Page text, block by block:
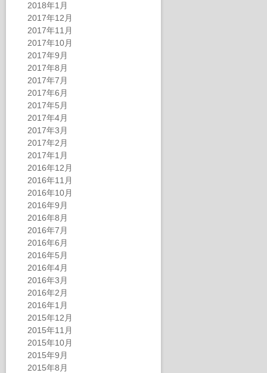
2018年1月
2017年12月
2017年11月
2017年10月
2017年9月
2017年8月
2017年7月
2017年6月
2017年5月
2017年4月
2017年3月
2017年2月
2017年1月
2016年12月
2016年11月
2016年10月
2016年9月
2016年8月
2016年7月
2016年6月
2016年5月
2016年4月
2016年3月
2016年2月
2016年1月
2015年12月
2015年11月
2015年10月
2015年9月
2015年8月